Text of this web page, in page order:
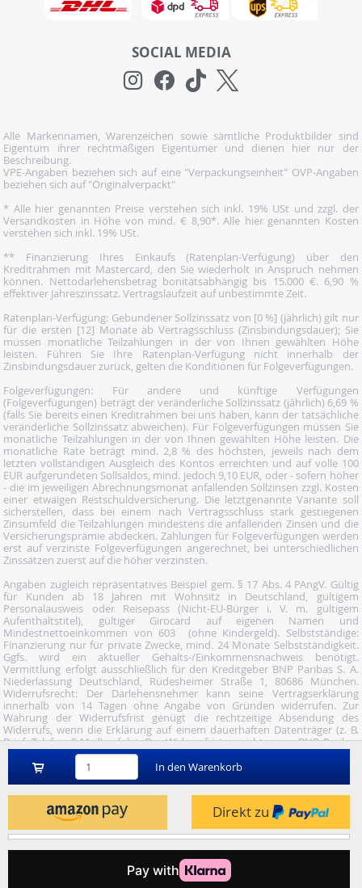
In den Warenkorb
Direkt zu
SOCIAL MEDIA
Alle Markennamen, Warenzeichen sowie sämtliche Produktbilder sind
Eigentum ihrer rechtmäßigen Eigentümer und dienen hier nur der
Beschreibung.
VPE-Angaben beziehen sich auf eine "Verpackungseinheit" OVP-Angaben
beziehen sich auf "Originalverpackt"
* Alle hier genannten Preise verstehen sich inkl. 19% USt und zzgl. der
Versandkosten in Höhe von mind. € 8,90*. Alle hier genannten Kosten
verstehen sich inkl. 19% USt.
** Finanzierung Ihres Einkaufs (Ratenplan-Verfügung) über den
Kreditrahmen mit Mastercard, den Sie wiederholt in Anspruch nehmen
können. Nettodarlehensbetrag bonitätsabhängig bis 15.000 €. 6,90 %
effektiver Jahreszinssatz. Vertragslaufzeit auf unbestimmte Zeit.
Ratenplan-Verfügung: Gebundener Sollzinssatz von [0 %] (jährlich) gilt nur
für die ersten [12] Monate ab Vertragsschluss (Zinsbindungsdauer); Sie
müssen monatliche Teilzahlungen in der von Ihnen gewählten Höhe
leisten. Führen Sie Ihre Ratenplan-Verfügung nicht innerhalb der
Zinsbindungsdauer zurück, gelten die Konditionen für Folgeverfügungen.
Folgeverfügungen: Für andere und künftige Verfügungen
(Folgeverfügungen) beträgt der veränderliche Sollzinssatz (jährlich) 6,69 %
(falls Sie bereits einen Kreditrahmen bei uns haben, kann der tatsächliche
veränderliche Sollzinssatz abweichen). Für Folgeverfügungen müssen Sie
monatliche Teilzahlungen in der von Ihnen gewählten Höhe leisten. Die
monatliche Rate beträgt mind. 2,8 % des höchsten, jeweils nach dem
letzten vollständigen Ausgleich des Kontos erreichten und auf volle 100
EUR aufgerundeten Sollsaldos, mind. jedoch 9,10 EUR, oder - sofern höher
- die im jeweiligen Abrechnungsmonat anfallenden Sollzinsen zzgl. Kosten
einer etwaigen Restschuldversicherung. Die letztgenannte Variante soll
sicherstellen, dass bei einem nach Vertragsschluss stark gestiegenen
Zinsumfeld die Teilzahlungen mindestens die anfallenden Zinsen und die
Versicherungsprämie abdecken. Zahlungen für Folgeverfügungen werden
erst auf verzinste Folgeverfügungen angerechnet, bei unterschiedlichen
Zinssätzen zuerst auf die höher verzinsten.
Angaben zugleich repräsentatives Beispiel gem. § 17 Abs. 4 PAngV. Gültig
für Kunden ab 18 Jahren mit Wohnsitz in Deutschland, gültigem
Personalausweis oder Reisepass (Nicht-EU-Bürger i. V. m. gültigem
Aufenthaltstitel), gültiger Girocard auf eigenen Namen und
Mindestnettoeinkommen von 603  (ohne Kindergeld). Selbstständige:
Finanzierung nur für private Zwecke, mind. 24 Monate Selbstständigkeit.
Ggfs. wird ein aktueller Gehalts-/Einkommensnachweis benötigt.
Vermittlung erfolgt ausschließlich für den Kreditgeber BNP Paribas S. A.
Niederlassung Deutschland, Rüdesheimer Straße 1, 80686 München.
Widerrufsrecht: Der Darlehensnehmer kann seine Vertragserklärung
innerhalb von 14 Tagen ohne Angabe von Gründen widerrufen. Zur
Wahrung der Widerrufsfrist genügt die rechtzeitige Absendung des
Widerrufs, wenn die Erklärung auf einem dauerhaften Datenträger (z. B.
Brief, Telefax, E-Mail) erfolgt. Der Widerruf ist zu richten an: BNP Paribas
S.A. Niederlassung Deutschland, Wuhanstraße 5, 47051 Duisburg (Fax: 02
03/34 69 54-09; Tel.: 02 03/34 69 54-02; E- Mail:
widerruf@consorsfinanz.de).
Nutze unser Midnight-Shopping und bestelle versandkostenfrei.
Genauere Infos findest du
© 2026 by heise mindfactory gmbh